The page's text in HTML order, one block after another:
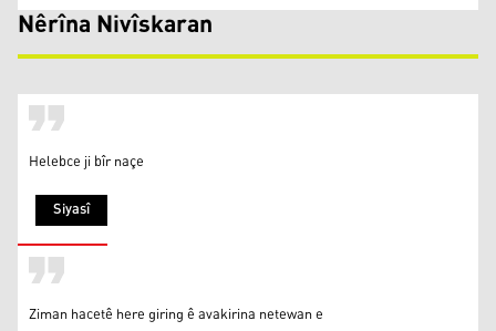
Nêrîna Nivîskaran
Siyasî
Helebce ji bîr naçe
Ziman hacetê here giring ê avakirina netewan e